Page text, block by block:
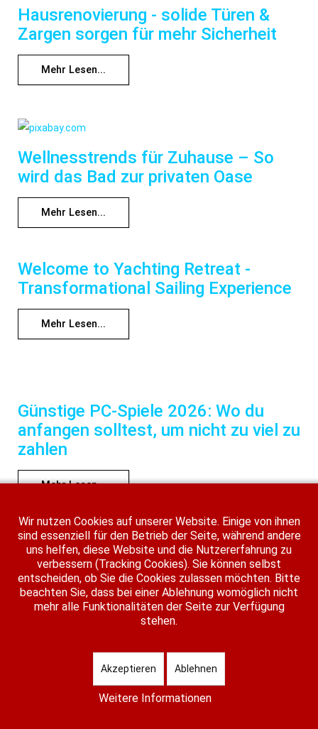
Hausrenovierung - solide Türen &
Zargen sorgen für mehr Sicherheit
Mehr Lesen...
Wellnesstrends für Zuhause – So
wird das Bad zur privaten Oase
Mehr Lesen...
Welcome to Yachting Retreat -
Transformational Sailing Experience
Mehr Lesen...
Günstige PC-Spiele 2026: Wo du
anfangen solltest, um nicht zu viel zu
zahlen
Mehr Lesen...
Kleine Unternehmen, große
Verantwortung – Finanzorganisation
im regionalen Mittelstand
Wir nutzen Cookies auf unserer Website. Einige von ihnen
sind essenziell für den Betrieb der Seite, während andere
uns helfen, diese Website und die Nutzererfahrung zu
verbessern (Tracking Cookies). Sie können selbst
entscheiden, ob Sie die Cookies zulassen möchten. Bitte
beachten Sie, dass bei einer Ablehnung womöglich nicht
mehr alle Funktionalitäten der Seite zur Verfügung
stehen.
Akzeptieren Ablehnen
Weitere Informationen